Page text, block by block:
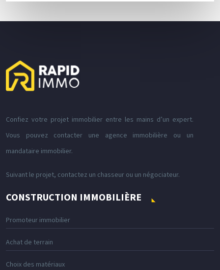
Confiez votre projet immobilier entre les mains d’un expert.
Vous pouvez contacter une agence immobilière ou un
mandataire immobilier.
Suivant le projet, contactez un chasseur ou un négociateur.
CONSTRUCTION IMMOBILIÈRE
Promoteur immobilier
Achat de terrain
Choix des matériaux